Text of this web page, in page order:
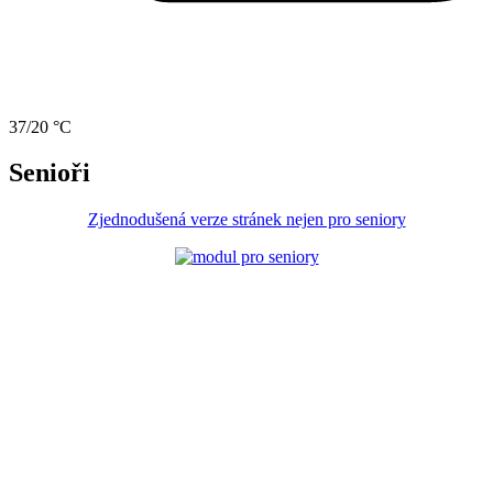
37/20 °C
Senioři
Zjednodušená verze stránek nejen pro seniory